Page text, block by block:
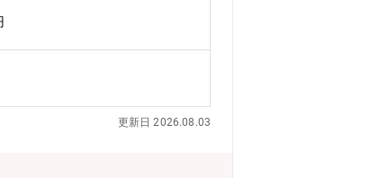
未来のビジネスニーズを見据え
められます。【業務内容】本ポジ
率的かつ正確な営業活動や取引を
性向上と持続可能なシステム運用
Components、Visualforceを活用し
）■プロジェクトリーダー業務:プ
管理プロジェクト全体をリードし、
更新日 2026.08.03